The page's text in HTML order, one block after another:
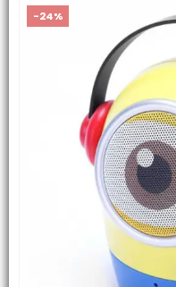
-24%